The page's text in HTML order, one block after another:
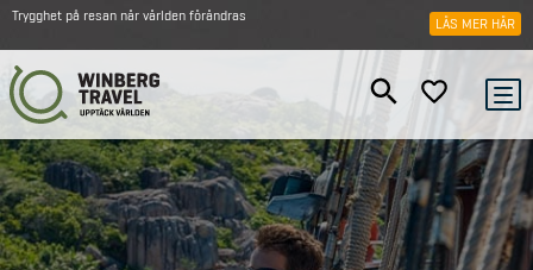
Trygghet på resan när världen förändras LÄS MER HÄR